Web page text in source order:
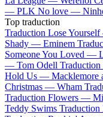
— PLK No love —
Top traduction
Traduction Lose
Shady — Eminem
Someone You Loved —
— Tom Odell
Hold Us — Macklemore
Christmas — Wham
Traduction Flowers —
Teddy Swims